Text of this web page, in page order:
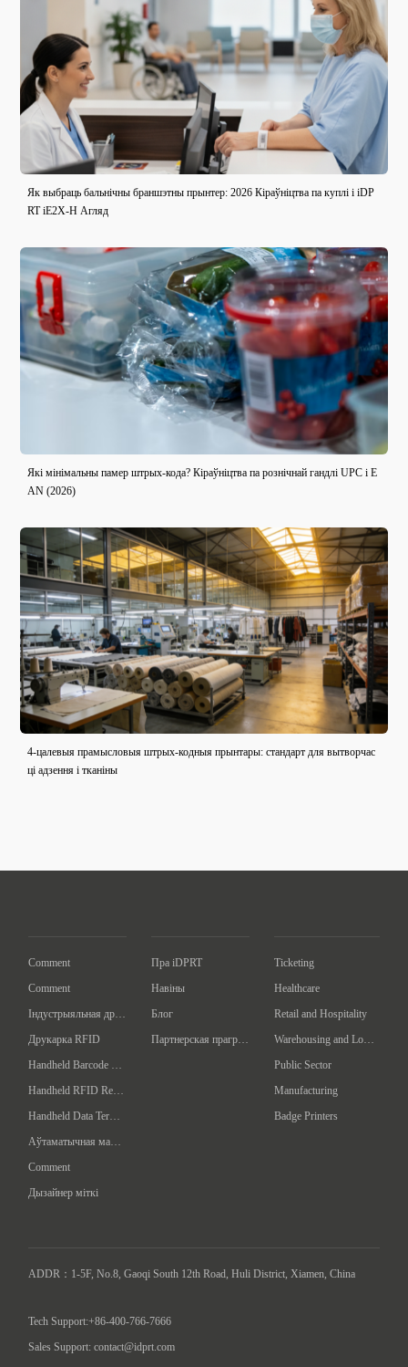
Як выбраць бальнічны браншэтны прынтер: 2026 Кіраўніцтва па куплі і iDP
RT iE2X-H Агляд
Які мінімальны памер штрых-кода? Кіраўніцтва па рознічнай гандлі UPC і E
AN (2026)
4-цалевыя прамысловыя штрых-кодныя прынтары: стандарт для вытворчас
ці адзення і тканіны
Comment
Comment
Індустрыяльная друкарка баркодаў
Друкарка RFID
Handheld Barcode Scanner
Handheld RFID Reader/Writer
Handheld Data Terminal
Аўтаматычная машына для адзначэння
Comment
Дызайнер міткі
Пра iDPRT
Навіны
Блог
Партнерская праграма
Ticketing
Healthcare
Retail and Hospitality
Warehousing and Logistics
Public Sector
Manufacturing
Badge Printers
ADDR：1-5F, No.8, Gaoqi South 12th Road, Huli District, Xiamen, China
Tech Support:+86-400-766-7666
Sales Support: contact@idprt.com